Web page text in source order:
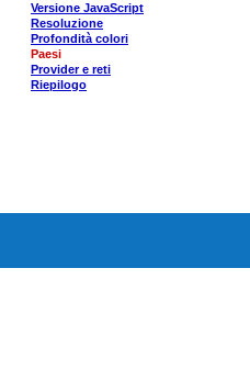
Versione JavaScript
Resoluzione
Profondità colori
Paesi
Provider e reti
Riepilogo